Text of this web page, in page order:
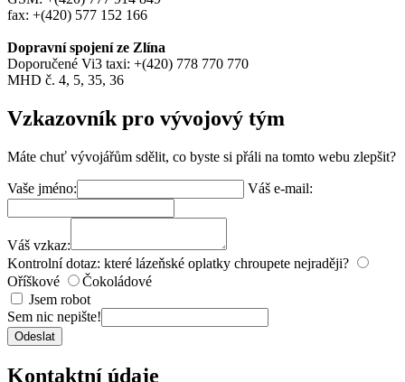
fax: +(420) 577 152 166
Dopravní spojení ze Zlína
Doporučené Vi3 taxi: +(420) 778 770 770
MHD č. 4, 5, 35, 36
Vzkazovník pro vývojový tým
Máte chuť vývojářům sdělit, co byste si přáli na tomto webu zlepšit?
Vaše jméno: Váš e-mail:
Váš vzkaz:
Kontrolní dotaz: které lázeňské oplatky chroupete nejraději?
Oříškové
Čokoládové
Jsem robot
Sem nic nepište!
Odeslat
Kontaktní údaje